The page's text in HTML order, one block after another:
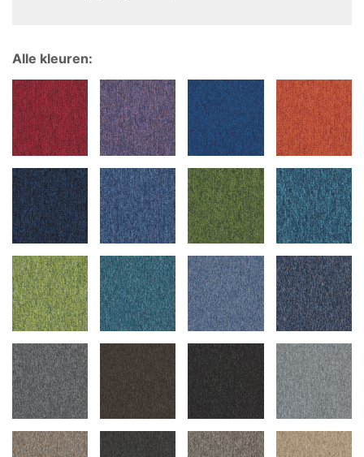
Alle kleuren: